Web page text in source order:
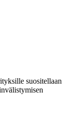
suositellaan